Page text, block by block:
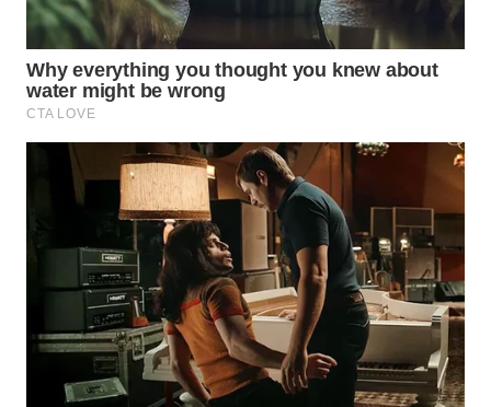
WN
PURWAKARTA
WN
PRIANGAN
TIMUR
WN
WN
WN
BOROBUDUR